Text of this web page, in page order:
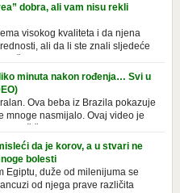
dobra, ali vam nisu rekli
visokog kvaliteta i da njena
ali da li ste znali sljedeće
plavoj kutiji,
jeste nezamenljiv inventar
ljudi se ne odvajaju od nje, pa je
minuta nakon rođenja… Svi u
Ova beba iz Brazila pokazuje
mnoge nasmijalo. Ovaj video je
baš često ovakve korake kod
pregledalo ga je preko 80
nakon što su vidjeli kako
da je korov, a u stvari ne
bolesti
Egiptu, duže od milenijuma se
od njega prave različita